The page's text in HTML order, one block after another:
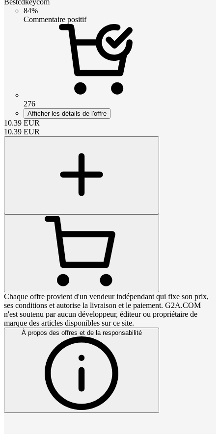
84%
Commentaire positif
276
Afficher les détails de l'offre
10.39 EUR
10.39 EUR
Chaque offre provient d'un vendeur indépendant qui fixe son prix,
ses conditions et autorise la livraison et le paiement. G2A.COM
n'est soutenu par aucun développeur, éditeur ou propriétaire de
marque des articles disponibles sur ce site.
À propos des offres et de la responsabilité